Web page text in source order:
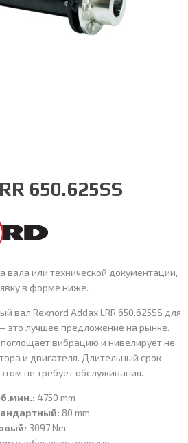
650.625SS
вала или технической документации,
в форме ниже.
вал Rexnord Addax LRR 650.625SS для
это лучшее предложение на рынке.
вибрацию и нивелирует не
и двигателя. Длительный срок
не требует обслуживания.
4750 mm
80 mm
3097 Nm